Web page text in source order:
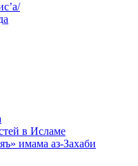
в Исламе
имама аз-Захаби